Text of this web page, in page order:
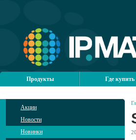
Продукты Где купить
Акции
Новости
Новинки
20